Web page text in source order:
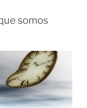
somos